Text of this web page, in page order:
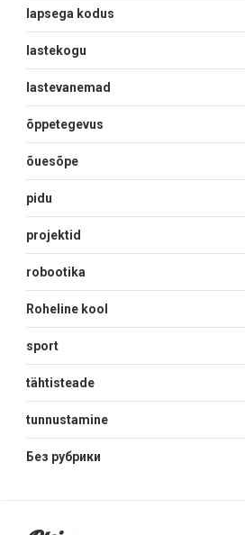
lapsega kodus
lastekogu
lastevanemad
õppetegevus
õuesõpe
pidu
projektid
robootika
Roheline kool
sport
tähtisteade
tunnustamine
Без рубрики